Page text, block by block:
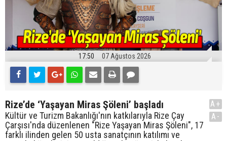
17:50 07 Ağustos 2026
Rize’de ‘Yaşayan Miras Şöleni’ başladı
Kültür ve Turizm Bakanlığı'nın katkılarıyla Rize Çay
Çarşısı'nda düzenlenen "Rize Yaşayan Miras Şöleni", 17
farklı ilinden gelen 50 usta sanatçının katılımı ve
A+
A-